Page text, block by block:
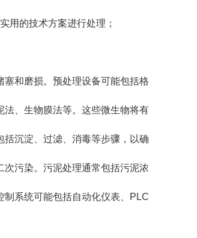
用的技术方案进行处理；
和磨损。预处理设备可能包括格
、生物膜法等。这些微生物将有
沉淀、过滤、消毒等步骤，以确
污染。污泥处理通常包括污泥浓
系统可能包括自动化仪表、PLC